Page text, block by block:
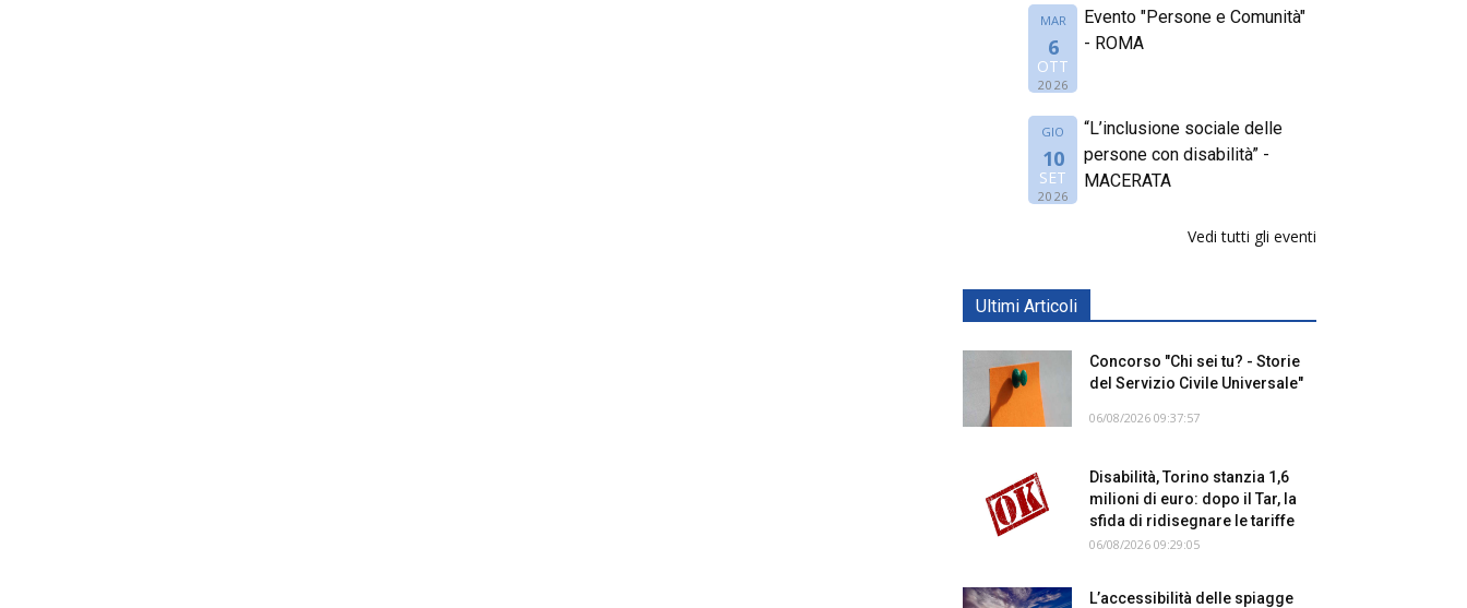
MAR
6
OTT
2026
Evento "Persone e Comunità"
- ROMA
GIO
10
SET
2026
“L’inclusione sociale delle
persone con disabilità” -
MACERATA
Vedi tutti gli eventi
Ultimi Articoli
Concorso "Chi sei tu? - Storie
del Servizio Civile Universale"
06/08/2026 09:37:57
Disabilità, Torino stanzia 1,6
milioni di euro: dopo il Tar, la
sfida di ridisegnare le tariffe
06/08/2026 09:29:05
L’accessibilità delle spiagge